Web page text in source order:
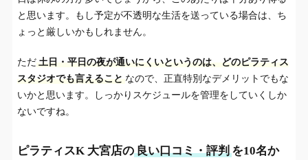
と思います。もし予定が不透明な生活を送っている場合は、ち
ょっと厳しいかもしれません。
ただ 土日・平日の夜が通いにくいというのは、どのピラティス
スタジオでも言えること なので、正直特別なデメリットでもな
いかと思います。しっかりスケジュールを管理をしていくしか
ないですね。
ピラティスK 大宮店の良い口コミ・評判を10名か